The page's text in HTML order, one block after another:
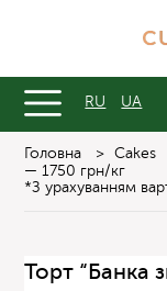
RU UA
Головна > Cakes
— 1750 грн/кг
*З урахуванням
Торт “Банка